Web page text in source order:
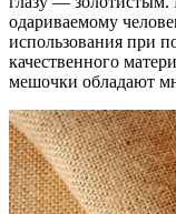
одариваемому
использования при
качественного
мешочки обладают